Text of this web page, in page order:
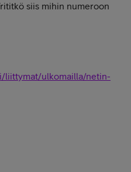
siis mihin numeroon
liittymat/ulkomailla/netin-